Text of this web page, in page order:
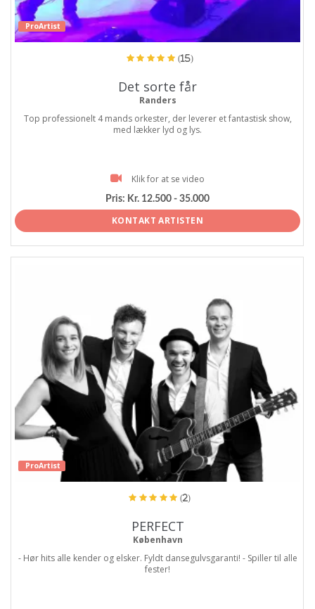
ProArtist
(15)
Det sorte får
Randers
Top professionelt 4 mands orkester, der leverer et fantastisk show,
med lækker lyd og lys.
Klik for at se video
Pris: Kr. 12.500 - 35.000
KONTAKT ARTISTEN
ProArtist
(2)
PERFECT
København
- Hør hits alle kender og elsker. Fyldt dansegulvsgaranti! - Spiller til alle
fester!